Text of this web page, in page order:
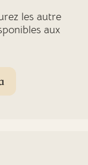
les autre
aux